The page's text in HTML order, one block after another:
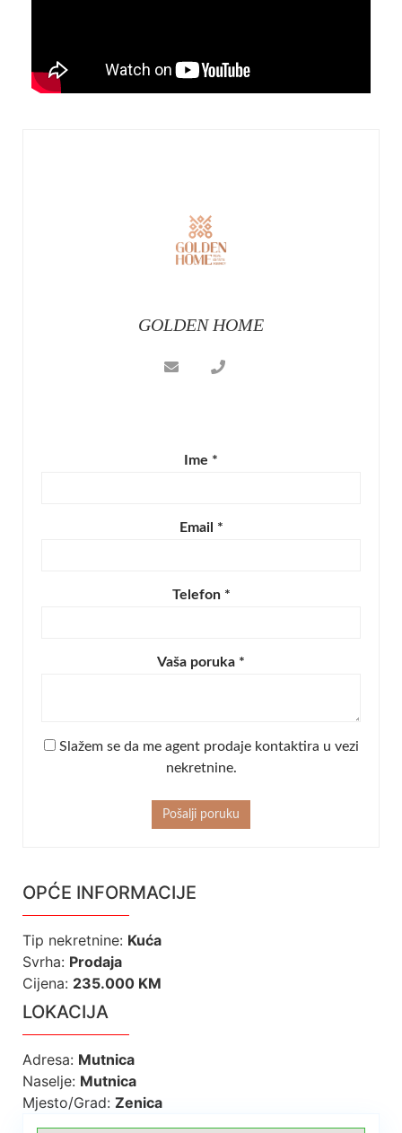
GOLDEN HOME
Ime *
Email *
Telefon *
Vaša poruka *
Slažem se da me agent prodaje kontaktira u vezi
nekretnine.
Pošalji poruku
OPĆE INFORMACIJE
Tip nekretnine: Kuća
Svrha: Prodaja
Cijena: 235.000 KM
LOKACIJA
Adresa: Mutnica
Naselje: Mutnica
Mjesto/Grad: Zenica